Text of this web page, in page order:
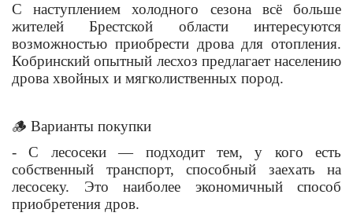
С наступлением холодного сезона всё больше
жителей Брестской области интересуются
возможностью приобрести дрова для отопления.
Кобринский опытный лесхоз предлагает населению
дрова хвойных и мягколиственных пород.
🪵 Варианты покупки
- С лесосеки — подходит тем, у кого есть
собственный транспорт, способный заехать на
лесосеку. Это наиболее экономичный способ
приобретения дров.